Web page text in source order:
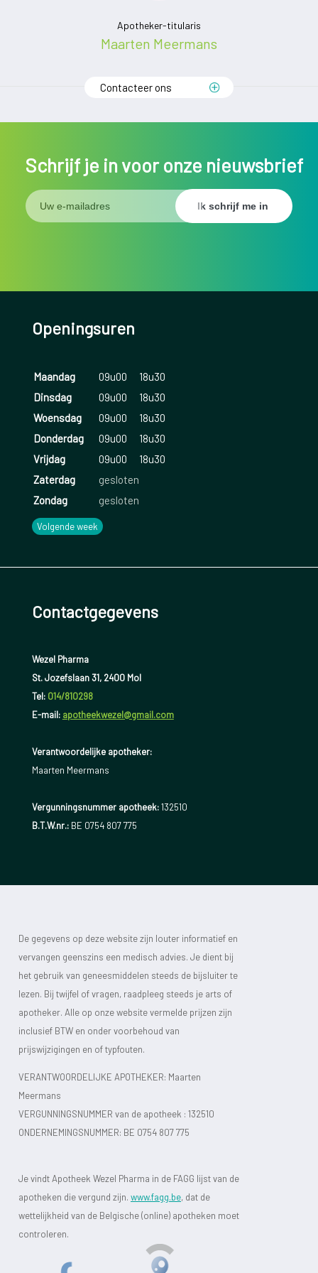
Apotheker-titularis
Maarten Meermans
Contacteer ons
Schrijf je in voor onze nieuwsbrief
Openingsuren
Maandag 09u00
18u30
Dinsdag
09u00
18u30
Woensdag
09u00
18u30
Donderdag
09u00
18u30
Vrijdag
09u00
18u30
Zaterdag
gesloten
Zondag
gesloten
Volgende week
Contactgegevens
Wezel Pharma
St. Jozefslaan 31, 2400 Mol
Tel: 014/810298
E-mail: apotheekwezel@gmail.com
Verantwoordelijke apotheker:
Maarten Meermans
Vergunningsnummer apotheek:132510
B.T.W.nr.:BE 0754 807 775
De gegevens op deze website zijn louter informatief en
vervangen geenszins een medisch advies. Je dient bij
het gebruik van geneesmiddelen steeds de bijsluiter te
lezen. Bij twijfel of vragen, raadpleeg steeds je arts of
apotheker. Alle op onze website vermelde prijzen zijn
inclusief BTW en onder voorbehoud van
prijswijzigingen en of typfouten.
VERANTWOORDELIJKE APOTHEKER: Maarten
Meermans
VERGUNNINGSNUMMER van de apotheek : 132510
ONDERNEMINGSNUMMER: BE 0754 807 775
Je vindt Apotheek Wezel Pharma in de FAGG lijst van de
apotheken die vergund zijn. www.fagg.be, dat de
wettelijkheid van de Belgische (online) apotheken moet
controleren.